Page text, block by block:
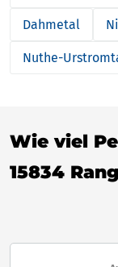
Dahmetal
Nuthe-
Wie viel
15834